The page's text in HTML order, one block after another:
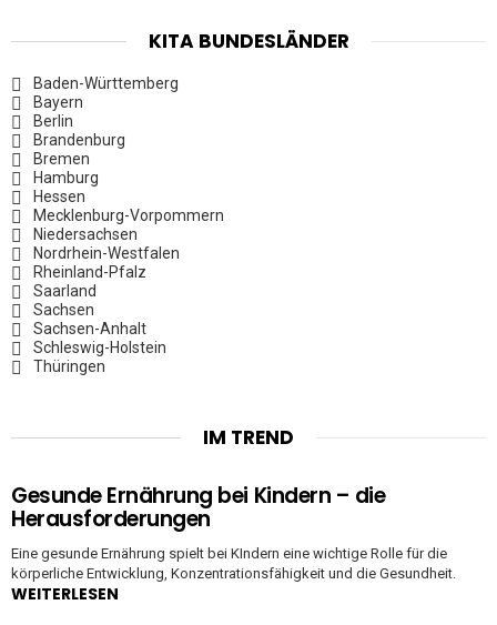
KITA BUNDESLÄNDER
Baden-Württemberg
Bayern
Berlin
Brandenburg
Bremen
Hamburg
Hessen
Mecklenburg-Vorpommern
Niedersachsen
Nordrhein-Westfalen
Rheinland-Pfalz
Saarland
Sachsen
Sachsen-Anhalt
Schleswig-Holstein
Thüringen
IM TREND
Gesunde Ernährung bei Kindern – die
Herausforderungen
Eine gesunde Ernährung spielt bei KIndern eine wichtige Rolle für die
körperliche Entwicklung, Konzentrationsfähigkeit und die Gesundheit.
WEITERLESEN